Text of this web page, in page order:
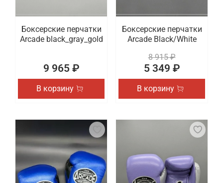
Боксерские перчатки
Arcade black_gray_gold
9 965 ₽
В корзину
Боксерские перчатки
Arcade Black/White
8 915 ₽
5 349 ₽
В корзину